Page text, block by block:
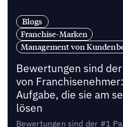
Blogs
Franchise-Marken
Management von
Bewertungen sind
von
Aufgabe, die sie am
lösen
Bewertungen sind der #1